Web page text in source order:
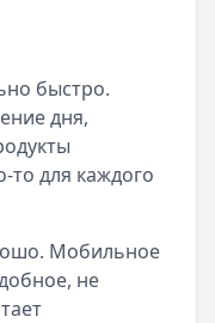
быстро.
дня,
то для каждого
Мобильное
не